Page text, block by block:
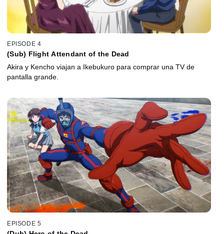
EPISODE 4
(Sub) Flight Attendant of the Dead
Akira y Kencho viajan a Ikebukuro para comprar una TV de
pantalla grande.
EPISODE 5